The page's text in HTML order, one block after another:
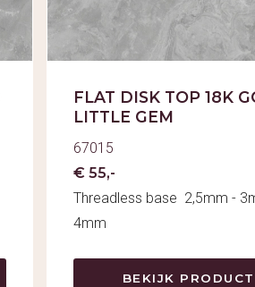
FLAT DISK TOP 18K
LITTLE GEM
67015
€ 55,-
Threadless base 2,5mm -
4mm
BEKIJK PRODUCT